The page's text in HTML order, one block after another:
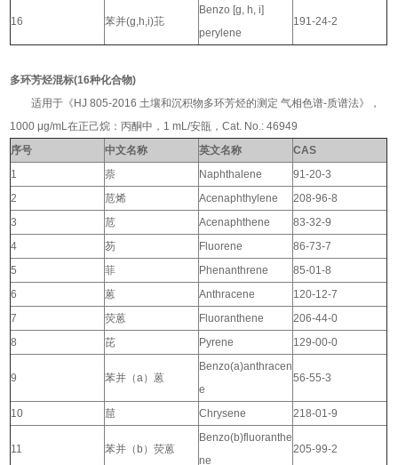
16 苯并(g,h,i)苝
Benzo [g, h, i]
perylene
191-24-2
多环芳烃混标(16种化合物)
适用于《HJ 805-2016 土壤和沉积物多环芳烃的测定 气相色谱-质谱法》，
1000 μg/mL在正己烷：丙酮中，1 mL/安瓿，Cat. No.: 46949
序号
中文名称 英文名称
CAS
1
萘 Naphthalene
91-20-3
2
苊烯 Acenaphthylene
208-96-8
3
苊 Acenaphthene
83-32-9
4
芴 Fluorene
86-73-7
5
菲 Phenanthrene
85-01-8
6
蒽 Anthracene
120-12-7
7
荧蒽 Fluoranthene
206-44-0
8
芘 Pyrene 129-00-0
9 苯并（a）蒽
Benzo(a)anthracen
e
56-55-3
10 䓛 Chrysene 218-01-9
11 苯并（b）荧蒽
Benzo(b)fluoranthe
ne
205-99-2